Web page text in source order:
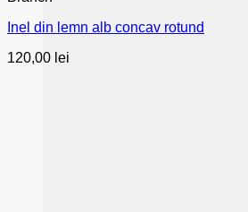
Inel din lemn alb concav rotund
120,00 lei